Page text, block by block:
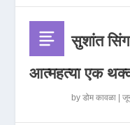
सुशांत
आत्महत्या एक
byडोम कावळा |